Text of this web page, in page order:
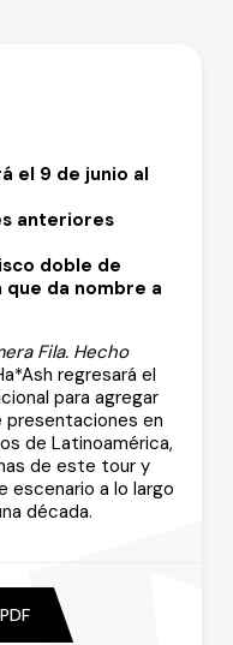
el 9 de junio al
anteriores
doble de
da nombre a
Fila. Hecho
regresará el
para agregar
presentaciones en
de Latinoamérica,
de este tour y
escenario a lo largo
década.